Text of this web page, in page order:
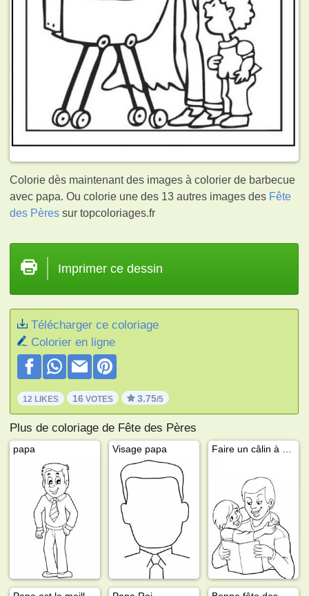
Colorie dès maintenant des images à colorier de barbecue
avec papa. Ou colorie une des 13 autres images des Fête
des Pères sur topcoloriages.fr
Imprimer ce dessin
Télécharger ce coloriage
Colorier en ligne
12 LIKES 16 VOTES 3.75/5
Plus de coloriage de Fête des Pères
papa Visage papa